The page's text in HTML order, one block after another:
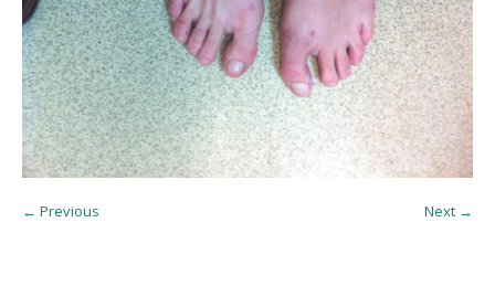
← Previous Next →